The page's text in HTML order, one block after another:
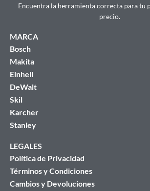
Encuentra la herramienta correcta para tu
precio.
MARCA
Bosch
Makita
Einhell
DeWalt
Skil
Karcher
Stanley
LEGALES
Política de Privacidad
Términos y Condiciones
Cambios y Devoluciones